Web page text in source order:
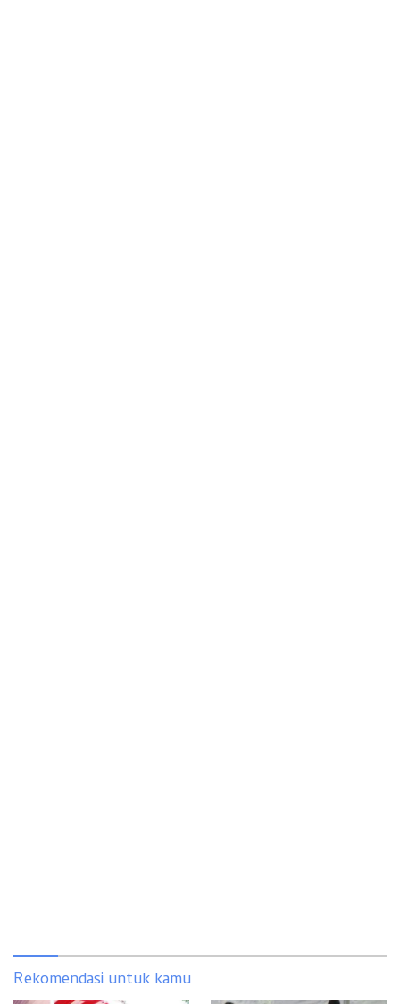
Rekomendasi untuk kamu